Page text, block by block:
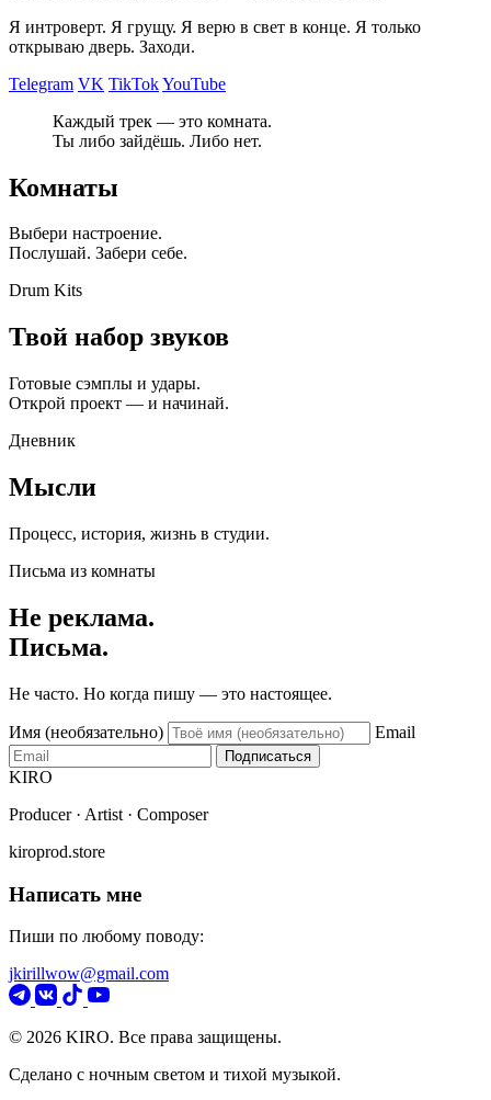
Я интроверт. Я грущу. Я верю в свет в конце. Я только
открываю дверь. Заходи.
Telegram VK TikTokYouTube
Каждый трек — это комната.
Ты либо зайдёшь. Либо нет.
Комнаты
Выбери настроение.
Послушай. Забери себе.
Drum Kits
Твой набор звуков
Готовые сэмплы и удары.
Открой проект — и начинай.
Дневник
Мысли
Процесс, история, жизнь в студии.
Письма из комнаты
Не реклама.
Письма.
Не часто. Но когда пишу — это настоящее.
Имя (необязательно) Email
Подписаться
KIRO
Producer · Artist · Composer
kiroprod.store
Написать мне
Пиши по любому поводу:
jkirillwow@gmail.com
© 2026 KIRO. Все права защищены.
Сделано с ночным светом и тихой музыкой.